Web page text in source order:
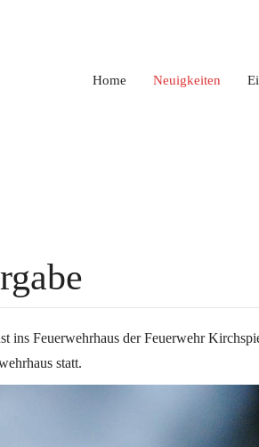
Home Neuigkeiten
ins Feuerwehrhaus der Feuerwehr
statt.